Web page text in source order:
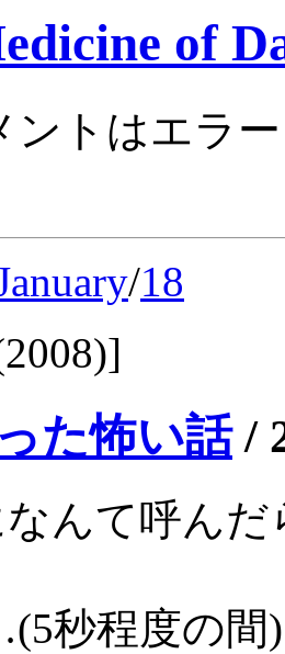
of
ントはエラ
/18
た怖い話/
んて呼ん
秒程度の